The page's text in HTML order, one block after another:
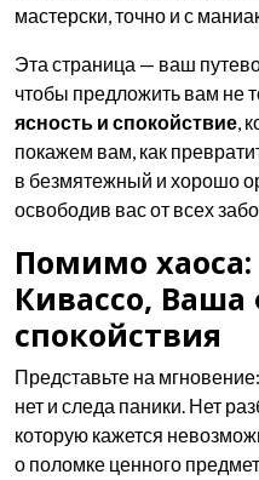
мастерски, точно и с
Эта страница — ваш
чтобы предложить вам не
ясность и спокойствие,
покажем вам, как
в безмятежный и хорошо
освободив вас от всех
Помимо
Кивассо,
спокойствия
Представьте на
нет и следа паники. Нет
которую кажется
о поломке ценного